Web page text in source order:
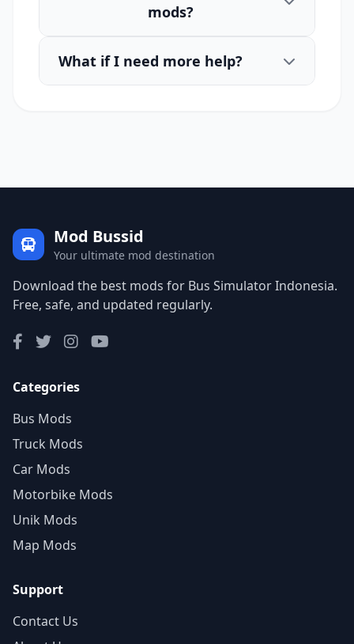
mods?
What if I need more help?
Mod Bussid
Your ultimate mod destination
Download the best mods for Bus Simulator Indonesia.
Free, safe, and updated regularly.
Categories
Bus Mods
Truck Mods
Car Mods
Motorbike Mods
Unik Mods
Map Mods
Support
Contact Us